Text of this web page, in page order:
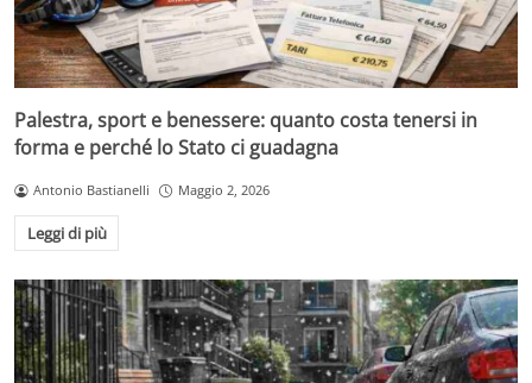
Palestra, sport e benessere: quanto costa tenersi in
forma e perché lo Stato ci guadagna
Antonio Bastianelli Maggio 2, 2026
Leggi di più